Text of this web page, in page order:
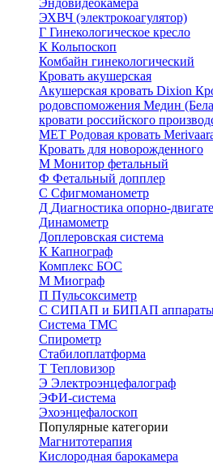
Эндовидеокамера
ЭХВЧ (электрокоагулятор)
Г Гинекологическое кресло
К Кольпоскоп
Комбайн гинекологический
Кровать акушерская
Акушерская кровать Dixion
родовспоможения Медин
кровати российского
МЕТ Родовая кровать
Кровать для новорожденного
М Монитор фетальный
Ф Фетальный допплер
C Cфигмоманометр
Д Диагностика опорно-
Динамометр
Доплеровская система
К Капнограф
Комплекс БОС
М Миограф
П Пульсоксиметр
С СИПАП и БИПАП
Система ТМС
Спирометр
Стабилоплатформа
Т Тепловизор
Э Электроэнцефалограф
ЭФИ-система
Эхоэнцефалоскоп
Популярные категории
Магнитотерапия
Кислородная барокамера